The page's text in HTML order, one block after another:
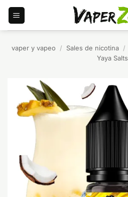
Saltar
contenido
vaper y vapeo / Sales de nicotina /
Yaya Salts